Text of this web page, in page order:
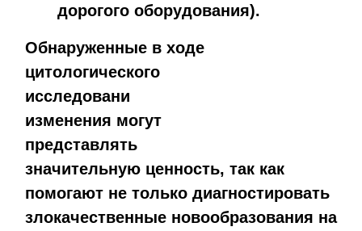
дорогого оборудования).
Обнаруженные в ходе
цитологического
исследовани
изменения могут
представлять
значительную ценность, так как
помогают не только диагностировать
злокачественные новообразования на